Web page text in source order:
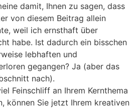
damit, Ihnen zu sagen, dass
von diesem Beitrag allein
weil ich ernsthaft über
habe. Ist dadurch ein bisschen
lebhaften und
gegangen? Ja (aber das
nach).
Feinschliff an Ihrem Kernthema
können Sie jetzt Ihrem kreativen